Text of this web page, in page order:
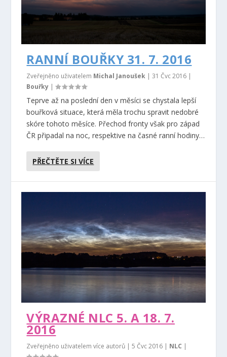
RANNÍ BOUŘKY 31. 7. 2016
Zveřejněno uživatelem Michal Janoušek |31 Čvc 2016 |
Bouřky |
Teprve až na poslední den v měsíci se chystala lepší
bouřková situace, která měla trochu spravit nedobré
skóre tohoto měsíce. Přechod fronty však pro západ
ČR připadal na noc, respektive na časné ranní hodiny…
PŘEČTĚTE SI VÍCE
VÝRAZNÉ NLC 5. A 18. 7.
2016
Zveřejněno uživatelem více autorů |5 Čvc 2016 | NLC |